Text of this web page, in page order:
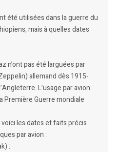
été utilisées dans la guerre du
mais à quelles dates
n’ont pas été larguées par
allemand dès 1915-
L’usage par avion
Première Guerre mondiale
les dates et faits précis
par avion :
: